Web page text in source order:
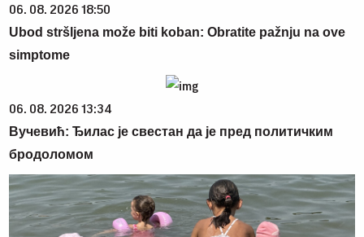
06. 08. 2026 18:50
Ubod stršljena može biti koban: Obratite pažnju na ove
simptome
06. 08. 2026 13:34
Вучевић: Ђилас је свестан да је пред политичким
бродоломом